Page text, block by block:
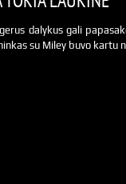
dalykus gali
su Miley buvo kartu